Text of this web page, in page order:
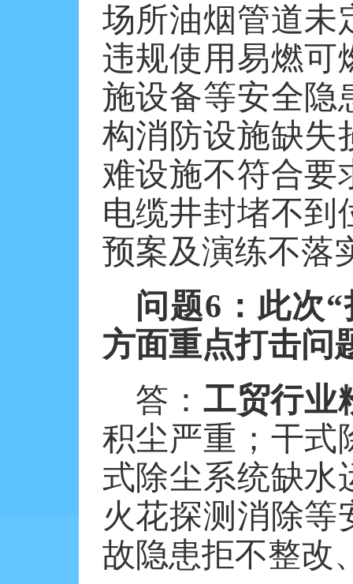
场所油烟管道未
违规使用易燃可
施设备等安全隐
构消防设施缺失
难设施不符合要
电缆井封堵不到
预案及演练不落
问题6 ：此次
方面重点打击问
答： 工贸行业
积尘严重；干式
式除尘系统缺水
火花探测消除等
故隐患拒不整改